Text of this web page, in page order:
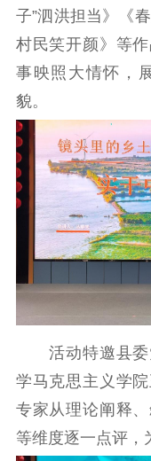
精品生产
紫金文化艺术节
文明创建
思想政治教育
精品出版
子”泗洪担当》《
村民笑开颜》等
事映照大情怀，
貌。
活动特邀县委
学马克思主义学
专家从理论阐释
等维度逐一点评，